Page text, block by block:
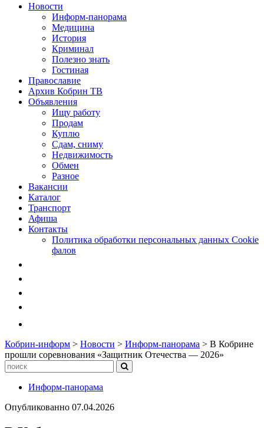
Новости
Информ-панорама
Медицина
История
Криминал
Полезно знать
Гостиная
Православие
Архив Кобрин ТВ
Объявления
Ищу работу
Продам
Куплю
Сдам, сниму
Недвижимость
Обмен
Разное
Вакансии
Каталог
Транспорт
Афиша
Контакты
Политика обработки персональных данных Cookie
фалов
Кобрин-информ > Новости > Информ-панорама > В Кобрине
прошли соревнования «Защитник Отечества — 2026»
Информ-панорама
Опубликованно 07.04.2026